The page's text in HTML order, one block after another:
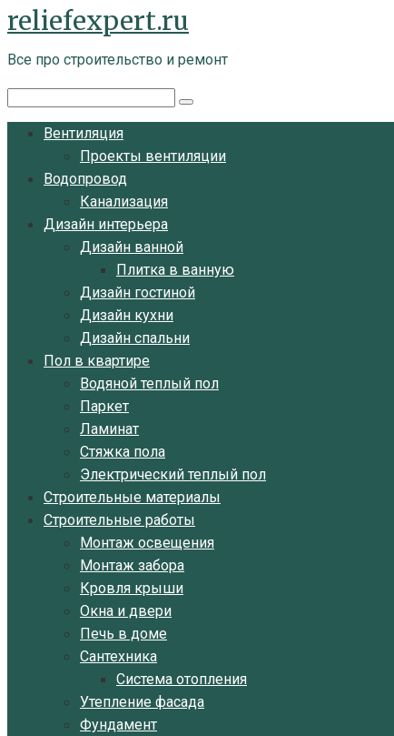
Перейти
к
контенту
reliefexpert.ru
Все про строительство и ремонт
Вентиляция
Проекты вентиляции
Водопровод
Канализация
Дизайн интерьера
Дизайн ванной
Плитка в ванную
Дизайн гостиной
Дизайн кухни
Дизайн спальни
Пол в квартире
Водяной теплый пол
Паркет
Ламинат
Стяжка пола
Электрический теплый пол
Строительные материалы
Строительные работы
Монтаж освещения
Монтаж забора
Кровля крыши
Окна и двери
Печь в доме
Сантехника
Система отопления
Утепление фасада
Фундамент